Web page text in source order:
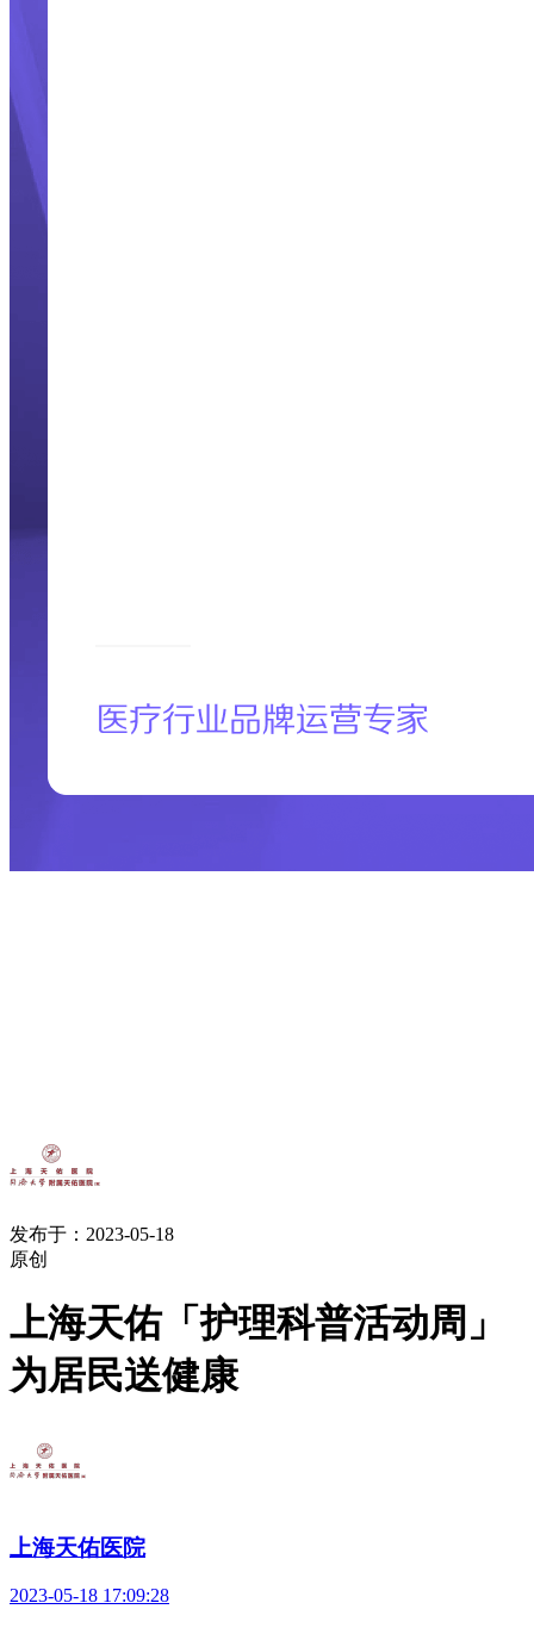
发布于：2023-05-18
原创
上海天佑「护理科普活动周」
为居民送健康
上海天佑医院
2023-05-18 17:09:28